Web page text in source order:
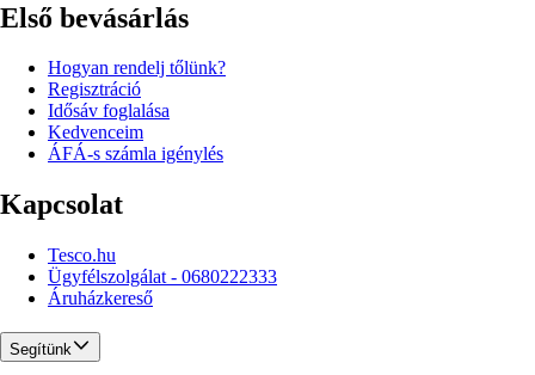
Első bevásárlás
Hogyan rendelj tőlünk?
Regisztráció
Idősáv foglalása
Kedvenceim
ÁFÁ-s számla igénylés
Kapcsolat
Tesco.hu
Ügyfélszolgálat - 0680222333
Áruházkereső
Segítünk